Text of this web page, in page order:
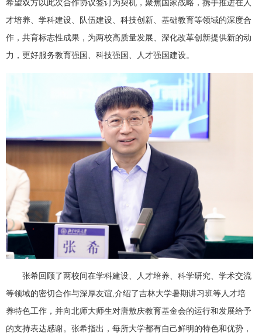
希望双方以此次合作协议签订为契机，聚焦国家战略，携手推进在人
才培养、学科建设、队伍建设、科技创新、基础教育等领域的深度合
作，共育标志性成果，为两校高质量发展、深化改革创新提供新的动
力，更好服务教育强国、科技强国、人才强国建设。
张希回顾了两校间在学科建设、人才培养、科学研究、学术交流
等领域的密切合作与深厚友谊,介绍了吉林大学暑期讲习班等人才培
养特色工作，并向北师大师生对唐敖庆教育基金会的运行和发展给予
的支持表达感谢。张希指出，每所大学都有自己鲜明的特色和优势，